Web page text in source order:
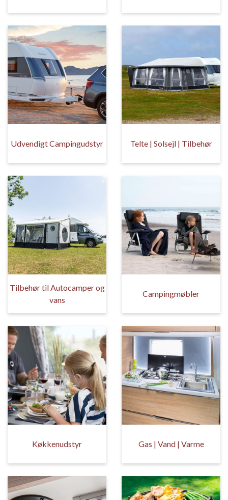
Udvendigt Campingudstyr Telte | Solsejl | Tilbehør
Tilbehør til Autocamper og
vans
Campingmøbler
Køkkenudstyr Gas | Vand | Varme